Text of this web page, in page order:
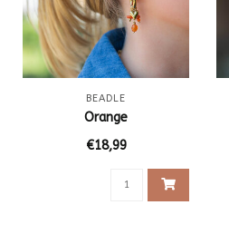
BEADLE
Orange
€18,99